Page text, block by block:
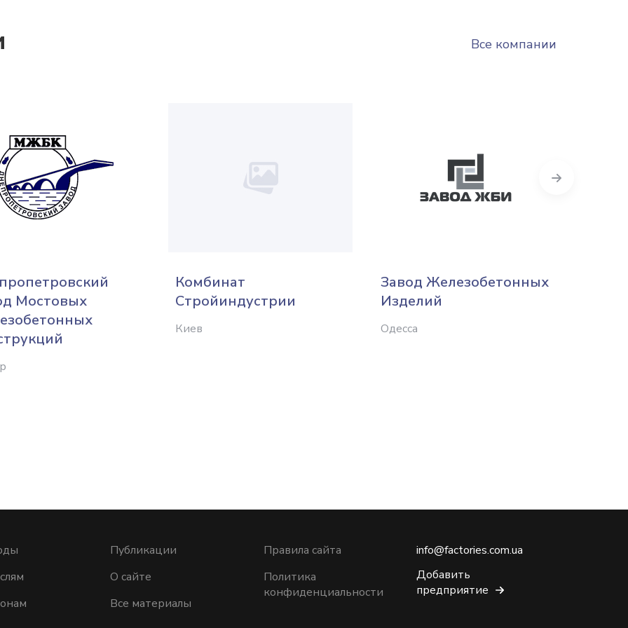
Все компании
Мостовых
Комбинат
Стройиндустрии
Киев
Завод Железобетонных
Изделий
Одесса
Публикации
О сайте
Все материалы
Правила сайта
Политика
конфиденциальности
info@factories.com.ua
Добавить
предприятие